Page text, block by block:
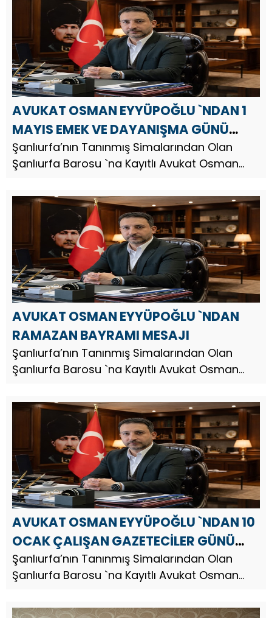
ifadelere yer verdi; ...
AVUKAT OSMAN EYYÜPOĞLU `NDAN 1
MAYIS EMEK VE DAYANIŞMA GÜNÜ
KUTLAMA MESAJI
Şanlıurfa’nın Tanınmış Simalarından Olan
Şanlıurfa Barosu `na Kayıtlı Avukat Osman
nedeniyle bir kutlama mesajı yayınladı. Avukat
Osman Eyyüpoğlu, mesajınd...
AVUKAT OSMAN EYYÜPOĞLU `NDAN
RAMAZAN BAYRAMI MESAJI
Şanlıurfa’nın Tanınmış Simalarından Olan
Şanlıurfa Barosu `na Kayıtlı Avukat Osman
mesaj yayınladı. Av. Osman Eyyüpoğlu,
mesajında şu ifadelere yer verdi;...
AVUKAT OSMAN EYYÜPOĞLU `NDAN 10
OCAK ÇALIŞAN GAZETECİLER GÜNÜ
MESAJI
Şanlıurfa’nın Tanınmış Simalarından Olan
Şanlıurfa Barosu `na Kayıtlı Avukat Osman
dolayısıyla bir mesaj yayınladı. Av. Osman